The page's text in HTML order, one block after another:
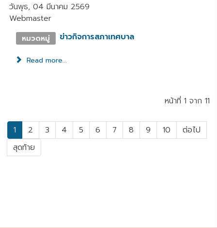
วันพุธ, 04 มีนาคม 2569
Webmaster
หมวดหมู่ ข่าวกิจการสภาเทศบาล
Read more...
หน้าที่ 1 จาก 11
1 2 3 4 5 6 7 8 9 10
ต่อไป
สุดท้าย